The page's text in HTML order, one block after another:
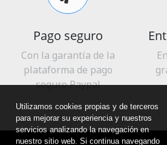
Utilizamos cookies propias y de terceros
para mejorar su experiencia y nuestros
servicios analizando la navegación en
nuestro sitio web. Si continua navegando
Pago seguro
Con la garantía de la
plataforma de pago
seguro Paypal